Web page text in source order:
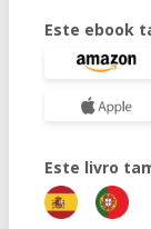
Este ebook
Este livro